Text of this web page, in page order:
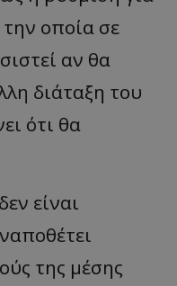
οποία σε
αν θα
διάταξη του
ότι θα
είναι
της μέσης